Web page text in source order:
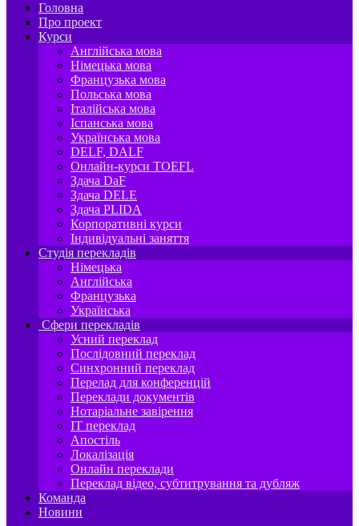
Головна
Про проект
Курси
Англійська мова
Німецька мова
Французька мова
Польська мова
Італійська мова
Іспанська мова
Українська мова
DELF, DALF
Онлайн-курси TOEFL
Здача DaF
Здача DELE
Здача PLIDA
Корпоративні курси
Індивідуальні заняття
Студія перекладів
Німецька
Англійська
Французька
Українська
Сфери перекладів
Усний переклад
Послідовний переклад
Синхронний переклад
Перелад для конференцій
Переклади документів
Нотаріальне завірення
IT переклад
Апостіль
Локалізація
Онлайн переклади
Переклад відео, субтитрування та дубляж
Команда
Новини